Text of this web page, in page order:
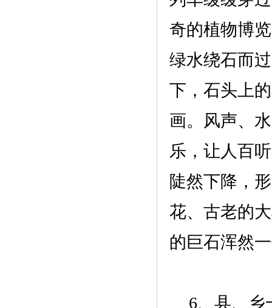
奇的植物博
绿水绕石而
下，石头上
画。风声、
乐，让人百
陡然下降，
花、古老的
的巨石浑然
6、 县、乡